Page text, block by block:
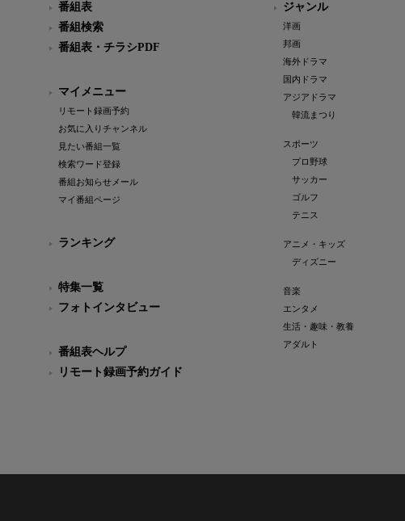
番組表
番組検索
番組表・チラシPDF
マイメニュー
リモート録画予約
お気に入りチャンネル
見たい番組一覧
検索ワード登録
番組お知らせメール
マイ番組ページ
ランキング
特集一覧
フォトインタビュー
番組表ヘルプ
リモート録画予約ガイド
ジャンル
洋画
邦画
海外ドラマ
国内ドラマ
アジアドラマ
韓流まつり
スポーツ
プロ野球
サッカー
ゴルフ
テニス
アニメ・キッズ
ディズニー
音楽
エンタメ
生活・趣味・教養
アダルト